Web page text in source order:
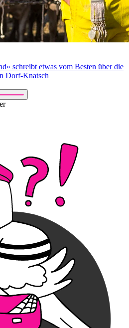
schreibt etwas vom Besten über die
Dorf-Knatsch